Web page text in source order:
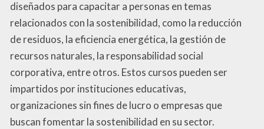
diseñados para capacitar a personas en temas
relacionados con la sostenibilidad, como la reducción
de residuos, la eficiencia energética, la gestión de
recursos naturales, la responsabilidad social
corporativa, entre otros. Estos cursos pueden ser
impartidos por instituciones educativas,
organizaciones sin fines de lucro o empresas que
buscan fomentar la sostenibilidad en su sector.